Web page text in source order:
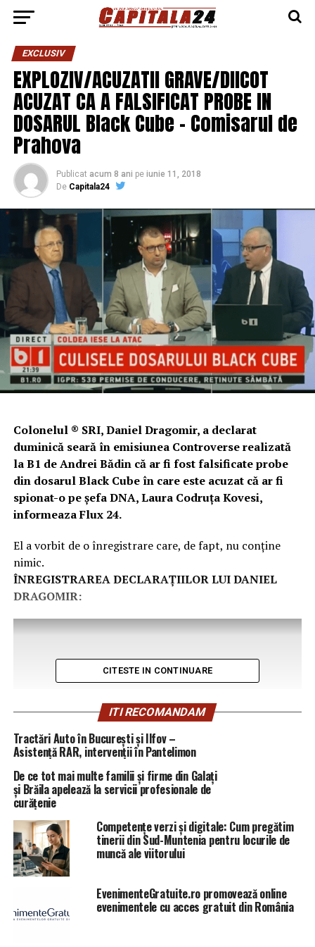
EXCLUSIV
EXPLOZIV/ACUZATII GRAVE/DIICOT
ACUZAT CA A FALSIFICAT PROBE IN
DOSARUL Black Cube – Comisarul de
Prahova
Publicat acum 8 ani pe iunie 11, 2018
De Capitala24
Colonelul ® SRI, Daniel Dragomir, a declarat
duminică seară în emisiunea Controverse realizată
la B1 de Andrei Bădin că ar fi fost falsificate probe
din dosarul Black Cube în care este acuzat că ar fi
spionat-o pe șefa DNA, Laura Codruța Kovesi,
informeaza Flux 24.
El a vorbit de o înregistrare care, de fapt, nu conține
nimic.
ÎNREGISTRAREA DECLARAȚIILOR LUI DANIEL
DRAGOMIR:
CITESTE IN CONTINUARE
ITI RECOMANDAM
Tractări Auto în București și Ilfov –
Asistență RAR, intervenții în Pantelimon
De ce tot mai multe familii și firme din Galați
și Brăila apelează la servicii profesionale de
curățenie
Competențe verzi și digitale: Cum pregătim
tinerii din Sud-Muntenia pentru locurile de
muncă ale viitorului
EvenimenteGratuite.ro promovează online
evenimentele cu acces gratuit din România